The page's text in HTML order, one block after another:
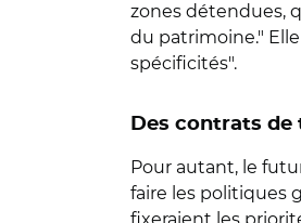
zones détendues,
du patrimoine."
spécificités".
Des contrats
Pour autant, le
faire les politiques